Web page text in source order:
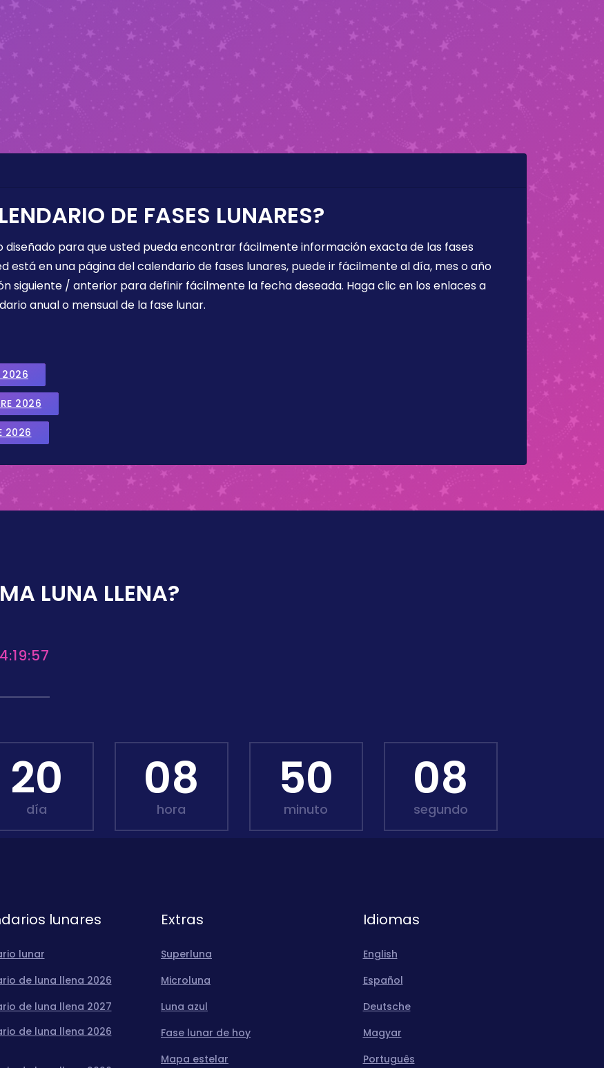
DE FASES LUNARES?
diseñado para que usted pueda encontrar fácilmente información exacta de las fases
está en una página del calendario de fases lunares, puede ir fácilmente al día, mes o año
siguiente / anterior para definir fácilmente la fecha deseada. Haga clic en los enlaces a
anual o mensual de la fase lunar.
2026
2026
2026
LUNA LLENA?
20
día
08
hora
50
minuto
07
segundo
lunares
lunar
de luna llena 2026
de luna llena 2027
de luna llena 2026
Extras
Superluna
Microluna
Luna azul
Fase lunar de hoy
Mapa estelar
Idiomas
English
Español
Deutsche
Magyar
Português